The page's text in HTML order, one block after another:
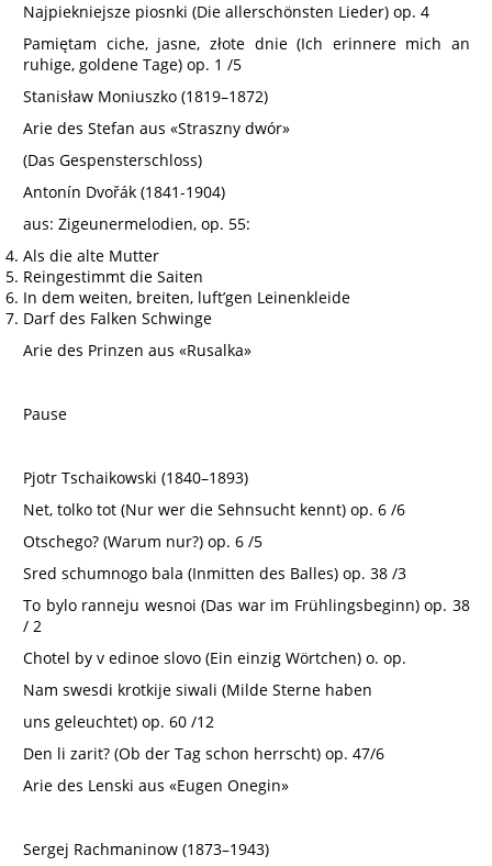
Najpiekniejsze piosnki (Die allerschönsten Lieder) op. 4
Pamiętam ciche, jasne, złote dnie (Ich erinnere mich an
ruhige, goldene Tage) op. 1 /5
Stanisław Moniuszko (1819–1872)
Arie des Stefan aus «Straszny dwór»
(Das Gespensterschloss)
Antonín Dvořák (1841-1904)
aus: Zigeunermelodien, op. 55:
Als die alte Mutter
Reingestimmt die Saiten
In dem weiten, breiten, luft’gen Leinenkleide
Darf des Falken Schwinge
Arie des Prinzen aus «Rusalka»
Pause
Pjotr Tschaikowski (1840–1893)
Net, tolko tot (Nur wer die Sehnsucht kennt) op. 6 /6
Otschego? (Warum nur?) op. 6 /5
Sred schumnogo bala (Inmitten des Balles) op. 38 /3
To bylo ranneju wesnoi (Das war im Frühlingsbeginn) op. 38
/ 2
Chotel by v edinoe slovo (Ein einzig Wörtchen) o. op.
Nam swesdi krotkije siwali (Milde Sterne haben
uns geleuchtet) op. 60 /12
Den li zarit? (Ob der Tag schon herrscht) op. 47/6
Arie des Lenski aus «Eugen Onegin»
Sergej Rachmaninow (1873–1943)